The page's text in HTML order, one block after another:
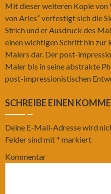
Mit dieser weiteren Kopie von
von Arles“ verfestigt sich die
Strich und er Ausdruck des
einen wichtigen Schritt hin zur
Malers dar. Der post-
Maler bis in seine abstrakte
post-impressionistischen
SCHREIBE EINEN
Deine E-Mail-Adresse wird
Felder sind mit* markiert
Kommentar